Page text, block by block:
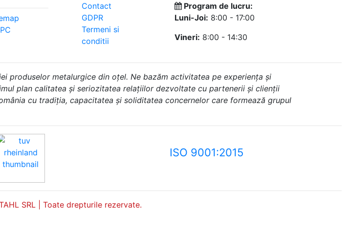
Contact
GDPR
Termeni si
conditii
Program de lucru:
Luni-Joi: 8:00 - 17:00
Vineri: 8:00 - 14:30
produselor metalurgice din oțel. Ne bazăm activitatea pe experiența și
plan calitatea și seriozitatea relațiilor dezvoltate cu partenerii și clienții
cu tradiția, capacitatea și soliditatea concernelor care formează grupul
ISO 9001:2015
SRL | Toate drepturile rezervate.